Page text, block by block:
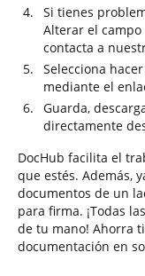
Si tienes
Alterar el
contacta a
Selecciona
mediante el
Guarda,
directamente
DocHub facilita el
que estés. Además,
documentos de un
para firma. ¡Todas
de tu mano! Ahorra
documentación en